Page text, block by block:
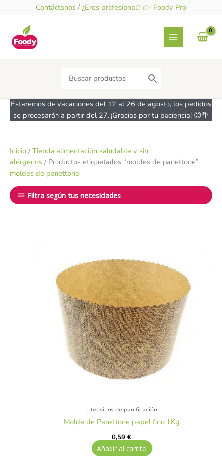
contenido
Contáctanos / ¿Eres profesional? 👉 Foody Pro
Search
for:
Estaremos de vacaciones del 12 al 26 de agosto, los pedidos
se procesarán a partir del 27. ¡Gracias por tu paciencia! 😊🌴
Inicio / Tienda alimentación saludable y sin
alérgenos / Productos etiquetados “moldes de panettone”
moldes de panettone
Filtra según tus necesidades
Utensilios de panificación
Molde de Panettone papel fino 1Kg
0,59€
Añadir al carrito